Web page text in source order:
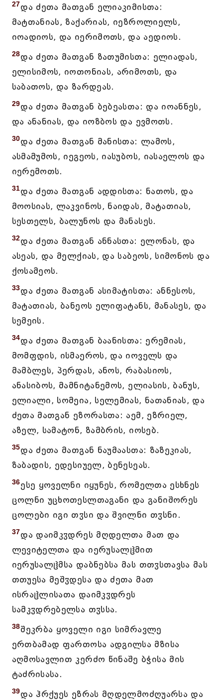
27და ძეთა მათგან ელიაკიმისთა:
მატთანიას, ზაქარიას, იეზროლიელს,
იოადიოს, და იერიმოთს, და აედიოს.
28და ძეთა მათგან ზათუმისთა: ელიადას,
ელისიმოს, იოთონიას, არიმოთს, და
საბათოს, და ზარდეას.
29და ძეთა მათგან ბებეასთა: და იოანნეს,
და ანანიას, და იოზბოს და ევმოთს.
30და ძეთა მათგან მანისთა: ლამოს,
ასმამუმოს, იეგეოს, იასუბოს, იასაელოს და
იერემოთს.
31და ძეთა მათგან ადდისთა: ნათოს, და
მოოსიას, ლაკვინოს, ნაიდას, მატათიას,
სესთელს, ბალუნოს და მანასეს.
32და ძეთა მათგან ანნასთა: ელონას, და
ასეას, და მელქიას, და საბეოს, სიმონოს და
ქოსამეოს.
33და ძეთა მათგან ასიმატისთა: ანნესოს,
მატათიას, ბანეოს ელიფატანს, მანასეს, და
სემეის.
34და ძეთა მათგან ბაანისთა: ერემიას,
მომფდის, ისმაეროს, და იოველს და
მამბლეს, პერდას, ანოს, რაბასიოს,
ანასიბოს, მამნიტანემოს, ელიასის, ბანუს,
ელიალი, სომეია, სელემიას, ნათანიას, და
ძეთა მათგან ეზორასთა: აემ, ეზრიელ,
აზელ, სამატონ, ზამბრის, იოსებ.
35და ძეთა მათგან ნაუმაასთა: ზაზეკიას,
ზაბადის, ედესიუელ, ბენესეას.
36ესე ყოველნი იყუნეს, რომელთა ესხნეს
ცოლნი უცხოთესლთაგანი და განიშორეს
ცოლები იგი თჳსი და შვილნი თჳსნი.
37და დაიმკჳდრეს მღდელთა მათ და
ლევიტელთა და იერუსალჱმით
იერუსალჱმსა დაბნებსა მას თთჳსთავსა მას
თთუესა მეშჳდესა და ძეთა მათ
ისრაჱლისათა დაიმკჳდრეს
სამკჳდრებელსა თჳსსა.
38შეკრბა ყოველი იგი სიმრავლე
ერთბამად ფართოსა ადგილსა მზისა
აღმოსავლით კერძო წინაშე ბჭისა მის
ტაძრისასა.
39და ჰრქუეს ეზრას მღდელმოძღუარსა და